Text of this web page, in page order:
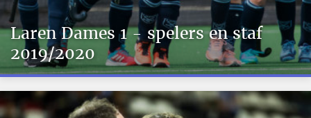
Laren Dames 1 - spelers en staf
2019/2020